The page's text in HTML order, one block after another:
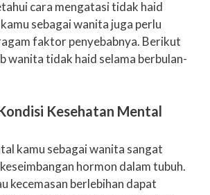
cara mengatasi tidak haid
sebagai wanita juga perlu
faktor penyebabnya. Berikut
wanita tidak haid selama berbulan-
Kesehatan Mental
kamu sebagai wanita sangat
hormon dalam tubuh.
kecemasan berlebihan dapat